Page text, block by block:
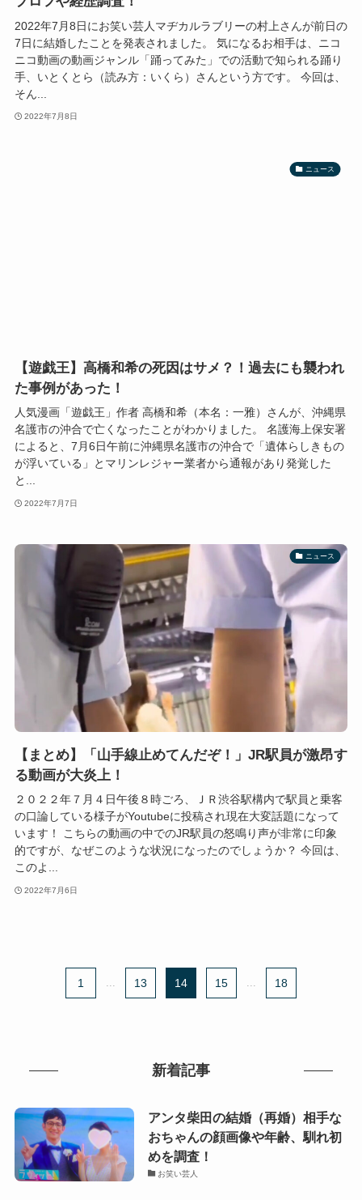
2022年7月8日にお笑い芸人マヂカルラブリーの村上さんが前日の
7日に結婚したことを発表されました。 気になるお相手は、ニコ
ニコ動画の動画ジャンル「踊ってみた」での活動で知られる踊り
手、いとくとら（読み方：いくら）さんという方です。 今回は、
そん...
2022年7月8日
ニュース
【遊戯王】高橋和希の死因はサメ？！過去にも襲われ
た事例があった！
人気漫画「遊戯王」作者 高橋和希（本名：​一雅​）さんが、沖縄県
名護市の沖合で亡くなったことがわかりました。 名護海上保安署
によると、7月6日午前に沖縄県名護市の沖合で「遺体らしきもの
が浮いている」とマリンレジャー業者から通報があり発覚した
と...
2022年7月7日
ニュース
【まとめ】「山手線止めてんだぞ！」JR駅員が激昂す
る動画が大炎上！
２０２２年７月４日午後８時ごろ、ＪＲ渋谷駅構内で駅員と乗客
の口論している様子がYoutubeに投稿され現在大変話題になって
います！ こちらの動画の中でのJR駅員の怒鳴り声が非常に印象
的ですが、なぜこのような状況になったのでしょうか？ 今回は、
このよ...
2022年7月6日
1 ... 13 14 15 ... 18
新着記事
アンタ柴田の結婚（再婚）相手な
おちゃんの顔画像や年齢、馴れ初
めを調査！
お笑い芸人